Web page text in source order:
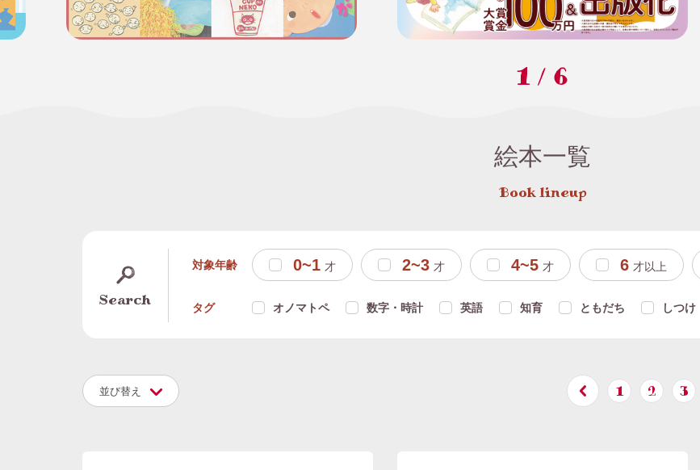
1 / 6
絵本一覧
Book lineup
Search
対象年齢 0~1 才 2~3 才 4~5 才 6 才以上
タグ オノマトペ 数字・時計 英語 知育 ともだち しつけ
並び替え 1 2 3